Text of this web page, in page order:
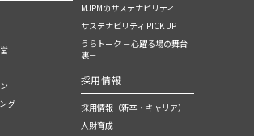
グ
MJPMのサステナビリティ
サステナビリティ PICK UP
うらトーク －心躍る場の舞台
裏－
採用情報
採用情報（新卒・キャリア）
人財育成